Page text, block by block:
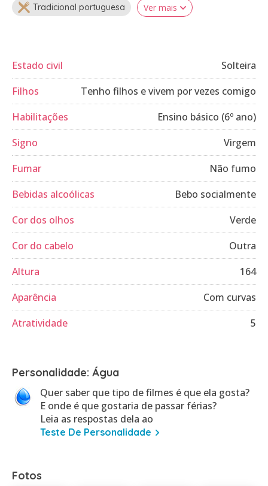
Tradicional portuguesa Ver mais
Estado civil
Solteira
Filhos
Tenho filhos e vivem por vezes comigo
Habilitações
Ensino básico (6º ano)
Signo
Virgem
Fumar
Não fumo
Bebidas alcoólicas
Bebo socialmente
Cor dos olhos
Verde
Cor do cabelo
Outra
Altura
164
Aparência
Com curvas
Atratividade
5
Personalidade: Água
Quer saber que tipo de filmes é que ela gosta?
E onde é que gostaria de passar férias?
Leia as respostas dela ao
Teste De Personalidade
Fotos